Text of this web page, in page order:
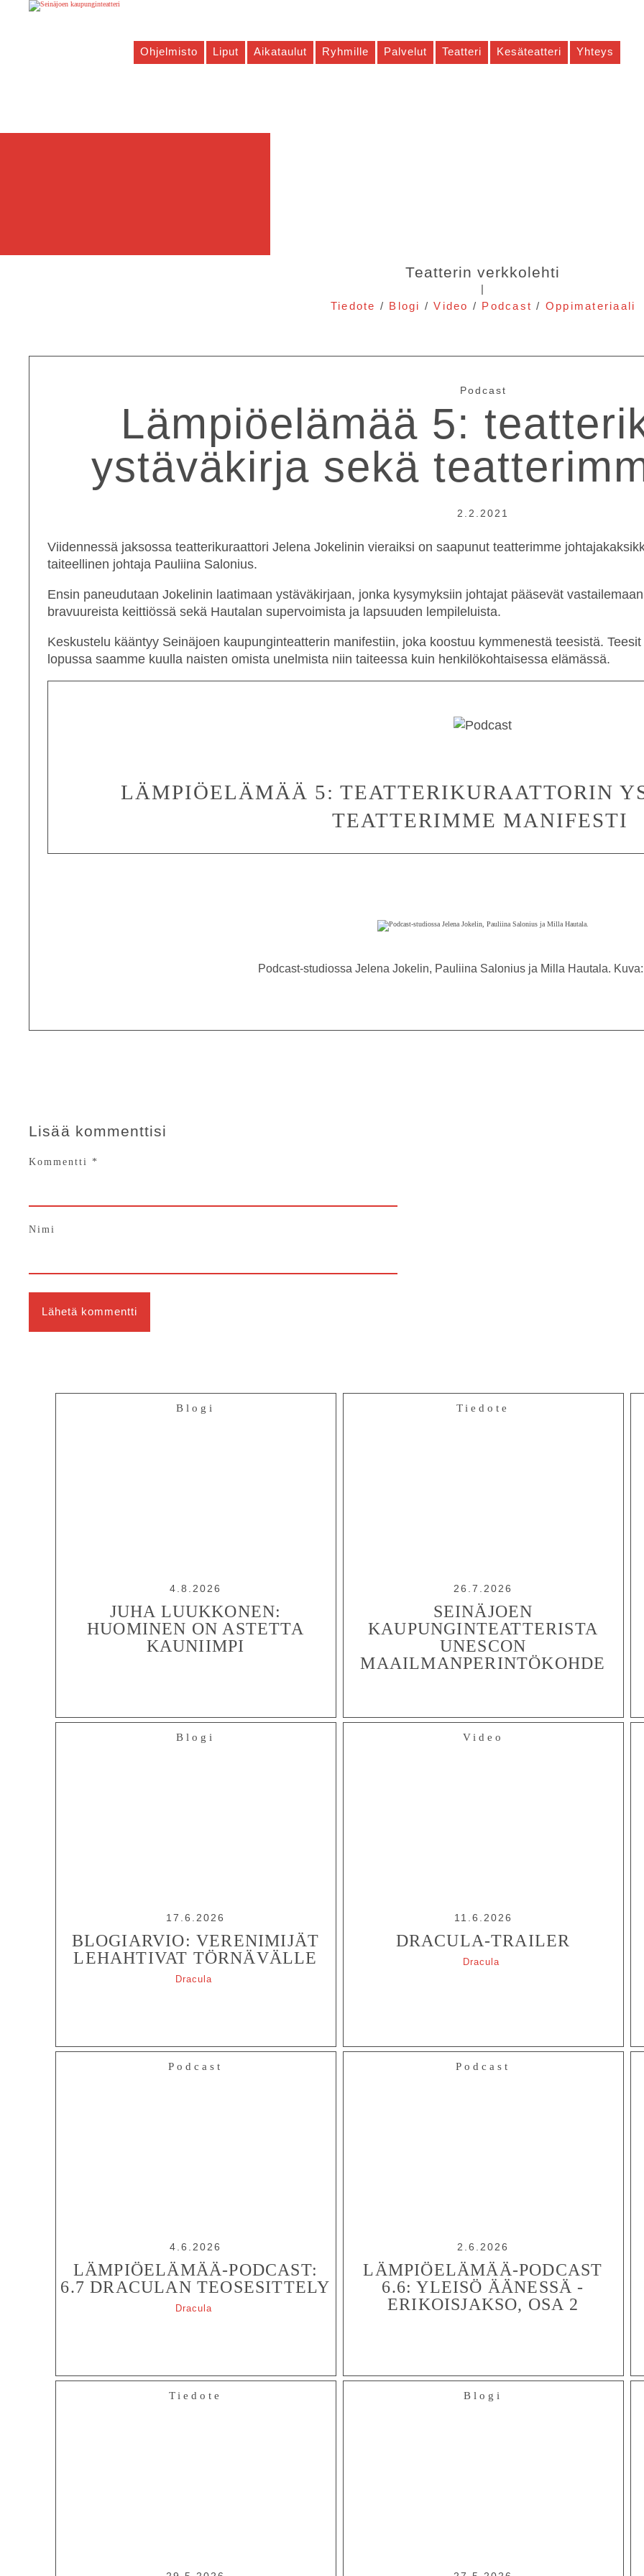
Ohjelmisto Liput Aikataulut Ryhmille Palvelut Teatteri Kesäteatteri Yhteys
Teatterin verkkolehti
|
Tiedote / Blogi /Video / Podcast / Oppimateriaali
Podcast
Lämpiöelämää 5:
ystäväkirja sekä
2.2.2021
Viidennessä jaksossa teatterikuraattoriJelena Jokelinin vieraiksi on saapunut teatterimme
taiteellinen johtaja Pauliina Salonius.
Ensin paneudutaan Jokelinin laatimaan ystäväkirjaan, jonka kysymyksiin johtajat pääsevät
bravuureista keittiössä sekä Hautalan supervoimista ja lapsuuden lempileluista.
Keskustelu kääntyy Seinäjoen kaupunginteatterin manifestiin, joka koostuu kymmenestä teesistä.
lopussa saamme kuulla naisten omista unelmista niin taiteessa kuin henkilökohtaisessa elämässä.
LÄMPIÖELÄMÄÄ 5: TEATTERIKURAATTORIN
TEATTERIMME MANIFESTI
Podcast-studiossa Jelena Jokelin, Pauliina Salonius ja Milla Hautala.
Lisää kommenttisi
Kommentti *
Nimi
Blogi
4.8.2026
JUHA LUUKKONEN:
HUOMINEN ON ASTETTA
KAUNIIMPI
Tiedote
26.7.2026
SEINÄJOEN
KAUPUNGINTEATTERISTA
UNESCON
MAAILMANPERINTÖKOHDE
Blogi
17.6.2026
BLOGIARVIO: VERENIMIJÄT
LEHAHTIVAT TÖRNÄVÄLLE
Dracula
Video
11.6.2026
DRACULA-TRAILER
Dracula
Podcast
4.6.2026
LÄMPIÖELÄMÄÄ-PODCAST:
6.7 DRACULAN TEOSESITTELY
Dracula
Podcast
2.6.2026
LÄMPIÖELÄMÄÄ-PODCAST
6.6: YLEISÖ ÄÄNESSÄ -
ERIKOISJAKSO, OSA 2
Tiedote Blogi